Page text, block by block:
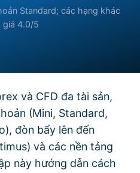
Standard; các hạng khác
giá 4.0/5
và CFD đa tài sản,
(Mini, Standard,
đòn bẩy lên đến
và các nền tảng
này hướng dẫn cách